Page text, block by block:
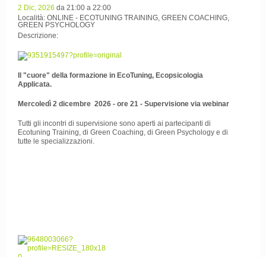
2 Dic, 2026 da 21:00 a 22:00
Località: ONLINE - ECOTUNING TRAINING, GREEN COACHING,
GREEN PSYCHOLOGY
Descrizione:
Il "cuore" della formazione in EcoTuning, Ecopsicologia
Applicata.
Mercoledì 2 dicembre 2026 - ore 21 - Supervisione via webinar
Tutti gli incontri di supervisione sono aperti ai partecipanti di
Ecotuning Training, di Green Coaching, di Green Psychology e di
tutte le specializzazioni.